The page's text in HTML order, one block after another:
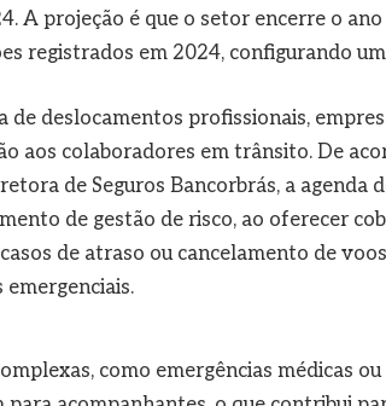
A projeção é que o setor encerre o ano
registrados em 2024, configurando
de deslocamentos profissionais,
aos colaboradores em trânsito. De
de Seguros Bancorbrás, a agenda
de gestão de risco, ao oferecer
de atraso ou cancelamento de
emergenciais.
como emergências médicas